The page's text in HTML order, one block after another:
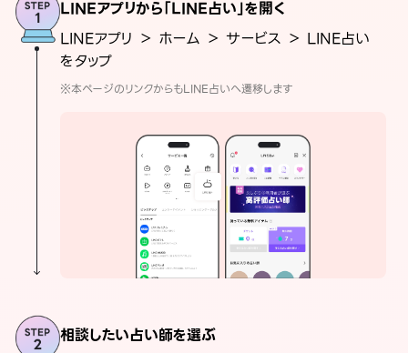
LINEアプリから「LINE占い」を開く
LINEアプリ ＞ ホーム ＞ サービス ＞ LINE占い
をタップ
※本ページのリンクからもLINE占いへ遷移します
相談したい占い師を選ぶ